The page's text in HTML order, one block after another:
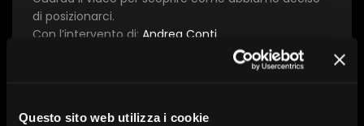
Questo sito web utilizza i cookie
di posizionarci.
Con l’intervento di: Andrea Conti
A cura di: Eurizon